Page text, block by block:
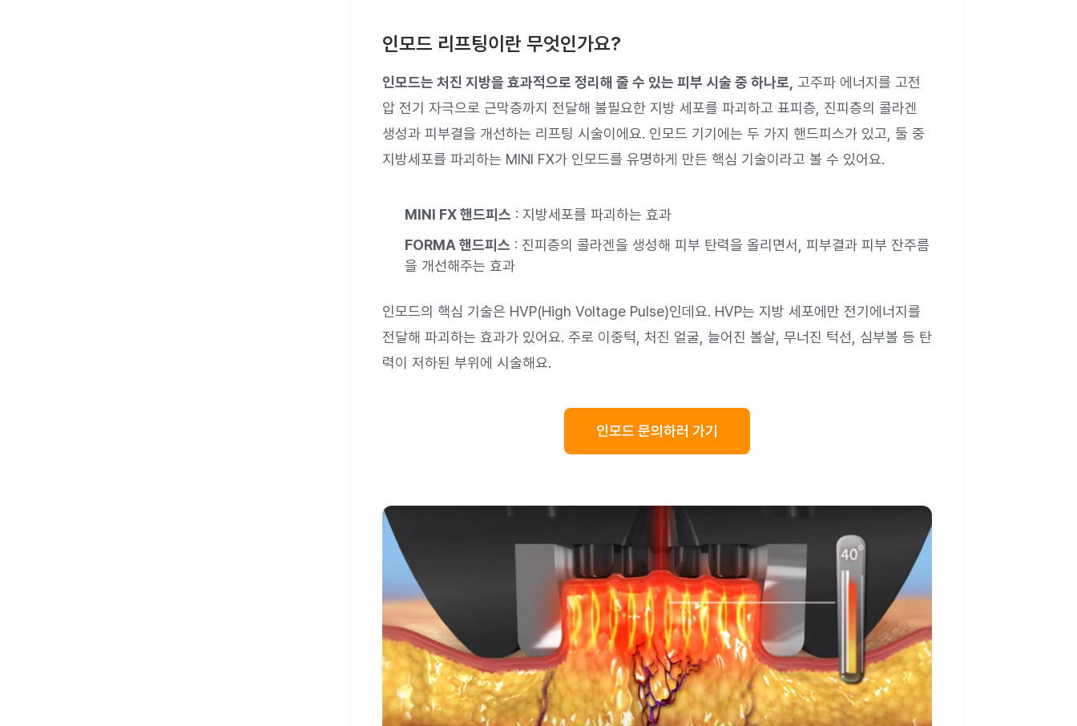
인모드 리프팅이란 무엇인가요?
인모드는 처진 지방을 효과적으로 정리해 줄 수 있는 피부 시술 중 하나로, 고주파 에너지를 고전
압 전기 자극으로 근막층까지 전달해 불필요한 지방 세포를 파괴하고 표피층, 진피층의 콜라겐
생성과 피부결을 개선하는 리프팅 시술이에요. 인모드 기기에는 두 가지 핸드피스가 있고, 둘 중
지방세포를 파괴하는 MINI FX가 인모드를 유명하게 만든 핵심 기술이라고 볼 수 있어요.
MINI FX 핸드피스 : 지방세포를 파괴하는 효과
FORMA 핸드피스 : 진피층의 콜라겐을 생성해 피부 탄력을 올리면서, 피부결과 피부 잔주름
을 개선해주는 효과
인모드의 핵심 기술은 HVP(High Voltage Pulse)인데요. HVP는 지방 세포에만 전기에너지를
전달해 파괴하는 효과가 있어요. 주로 이중턱, 처진 얼굴, 늘어진 볼살, 무너진 턱선, 심부볼 등 탄
력이 저하된 부위에 시술해요.
인모드 문의하러 가기